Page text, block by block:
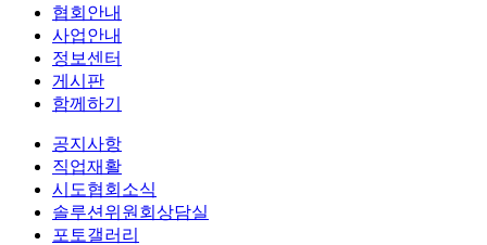
협회안내
사업안내
정보센터
게시판
함께하기
공지사항
직업재활
시도협회소식
솔루션위원회상담실
포토갤러리